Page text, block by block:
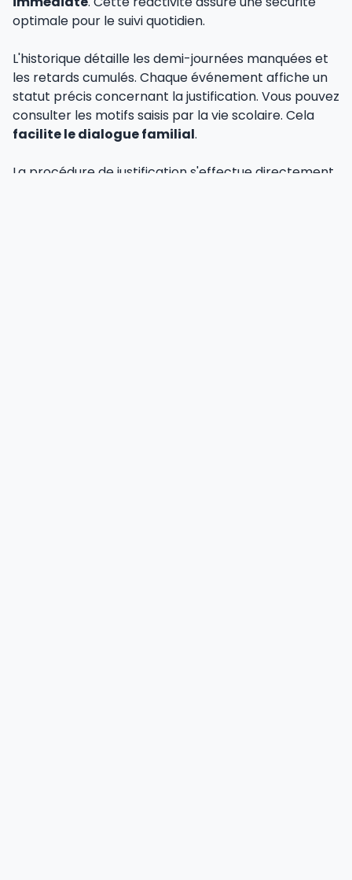
optimale pour le suivi quotidien.
L'historique détaille les demi-journées manquées et
les retards cumulés. Chaque événement affiche un
statut précis concernant la justification. Vous pouvez
consulter les motifs saisis par la vie scolaire. Cela
facilite le dialogue familial.
La procédure de justification s'effectue directement